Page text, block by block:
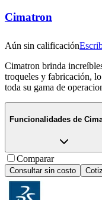
Cimatron
Aún sin calificación
Cimatron brinda
troqueles y fabricación,
toda su gama de
Funcionalidades de
Comparar
Consultar sin costo